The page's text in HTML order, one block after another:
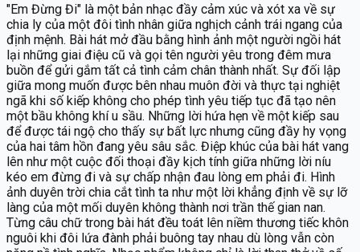
ngã khi số kiếp không cho phép tình yêu tiếp tục đã tạo nên
một bầu không khí u sầu. Những lời hứa hẹn về một kiếp sau
để được tái ngộ cho thấy sự bất lực nhưng cũng đầy hy vọng
của hai tâm hồn đang yêu sâu sắc. Điệp khúc của bài hát vang
lên như một cuộc đối thoại đầy kịch tính giữa những lời níu
kéo em đừng đi và sự chấp nhận đau lòng em phải đi. Hình
ảnh duyên trời chia cắt tình ta như một lời khẳng định về sự lỡ
làng của một mối duyên không thành nơi trần thế gian nan.
Từng câu chữ trong bài hát đều toát lên niềm thương tiếc khôn
nguôi khi đôi lứa đành phải buông tay nhau dù lòng vẫn còn
nặng nề tình nghĩa. Nhạc phẩm không chỉ là lời than thở về số
phận mà còn là minh chứng cho một tình yêu cao thượng khi
người ta biết chờ đợi nhau mãi mãi muôn đời. Dù tác giả là ẩn
danh nhưng sức sống của ca khúc vẫn bền bỉ qua thời gian nhờ
sự đồng cảm của người nghe đối với những cuộc chia ly đẫm
nước mắt. Kết cấu bài hát ngắn gọn nhưng súc tích đã lột tả
"Em Đừng Đi" là một bản nhạc đầy cảm xúc và xót xa về sự
chia ly của một đôi tình nhân giữa nghịch cảnh trái ngang của
định mệnh. Bài hát mở đầu bằng hình ảnh một người ngồi hát
lại những giai điệu cũ và gọi tên người yêu trong đêm mưa
buồn để gửi gắm tất cả tình cảm chân thành nhất. Sự đối lập
giữa mong muốn được bên nhau muôn đời và thực tại nghiệt
ngã khi số kiếp không cho phép tình yêu tiếp tục đã tạo nên
một bầu không khí u sầu. Những lời hứa hẹn về một kiếp sau
để được tái ngộ cho thấy sự bất lực nhưng cũng đầy hy vọng
của hai tâm hồn đang yêu sâu sắc. Điệp khúc của bài hát vang
lên như một cuộc đối thoại đầy kịch tính giữa những lời níu
kéo em đừng đi và sự chấp nhận đau lòng em phải đi. Hình
ảnh duyên trời chia cắt tình ta như một lời khẳng định về sự lỡ
làng của một mối duyên không thành nơi trần thế gian nan.
Từng câu chữ trong bài hát đều toát lên niềm thương tiếc khôn
nguôi khi đôi lứa đành phải buông tay nhau dù lòng vẫn còn